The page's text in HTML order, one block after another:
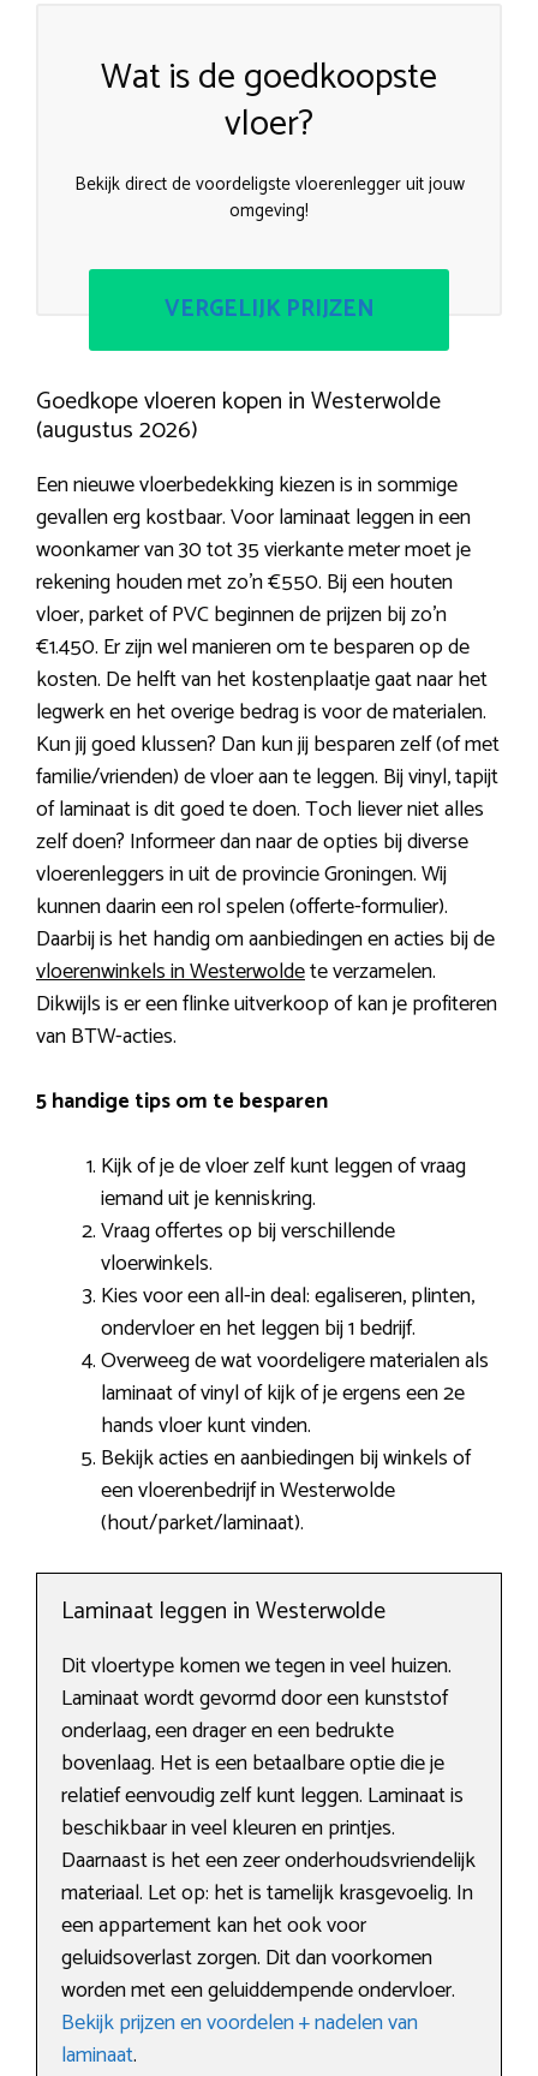
Wat is de goedkoopste
vloer?
Bekijk direct de voordeligste vloerenlegger uit jouw
omgeving!
VERGELIJK PRIJZEN
Goedkope vloeren kopen in Westerwolde
(augustus 2026)
Een nieuwe vloerbedekking kiezen is in sommige
gevallen erg kostbaar. Voor laminaat leggen in een
woonkamer van 30 tot 35 vierkante meter moet je
rekening houden met zo’n €550. Bij een houten
vloer, parket of PVC beginnen de prijzen bij zo’n
€1.450. Er zijn wel manieren om te besparen op de
kosten. De helft van het kostenplaatje gaat naar het
legwerk en het overige bedrag is voor de materialen.
Kun jij goed klussen? Dan kun jij besparen zelf (of met
familie/vrienden) de vloer aan te leggen. Bij vinyl, tapijt
of laminaat is dit goed te doen. Toch liever niet alles
zelf doen? Informeer dan naar de opties bij diverse
vloerenleggers in uit de provincie Groningen. Wij
kunnen daarin een rol spelen (offerte-formulier).
Daarbij is het handig om aanbiedingen en acties bij de
vloerenwinkels in Westerwoldete verzamelen.
Dikwijls is er een flinke uitverkoop of kan je profiteren
van BTW-acties.
5 handige tips om te besparen
Kijk of je de vloer zelf kunt leggen of vraag
iemand uit je kenniskring.
Vraag offertes op bij verschillende
vloerwinkels.
Kies voor een all-in deal: egaliseren, plinten,
ondervloer en het leggen bij 1 bedrijf.
Overweeg de wat voordeligere materialen als
laminaat of vinyl of kijk of je ergens een 2e
hands vloer kunt vinden.
Bekijk acties en aanbiedingen bij winkels of
een vloerenbedrijf in Westerwolde
(hout/parket/laminaat).
Laminaat leggen in Westerwolde
Dit vloertype komen we tegen in veel huizen.
Laminaat wordt gevormd door een kunststof
onderlaag, een drager en een bedrukte
bovenlaag. Het is een betaalbare optie die je
relatief eenvoudig zelf kunt leggen. Laminaat is
beschikbaar in veel kleuren en printjes.
Daarnaast is het een zeer onderhoudsvriendelijk
materiaal. Let op: het is tamelijk krasgevoelig. In
een appartement kan het ook voor
geluidsoverlast zorgen. Dit dan voorkomen
worden met een geluiddempende ondervloer.
Bekijk prijzen en voordelen + nadelen van
laminaat.